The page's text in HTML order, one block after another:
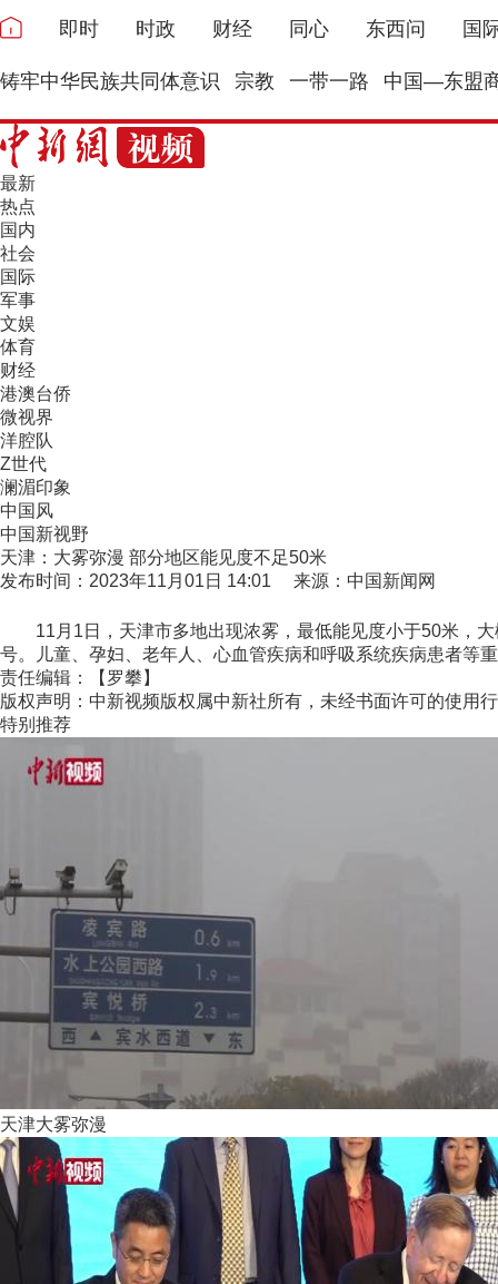
即时 时政 财经 同心 东西问 国
铸牢中华民族共同体意识 宗教 一带一路 中国—东盟
最新
热点
国内
社会
国际
军事
文娱
体育
财经
港澳台侨
微视界
洋腔队
Z世代
澜湄印象
中国风
中国新视野
天津：大雾弥漫 部分地区能见度不足50米
发布时间：2023年11月01日 14:01 来源：中国新闻网
11月1日，天津市多地出现浓雾，最低能见度小于50米，大
号。儿童、孕妇、老年人、心血管疾病和呼吸系统疾病患者等
责任编辑：【罗攀】
版权声明：中新视频版权属中新社所有，未经书面许可的使用
特别推荐
天津大雾弥漫